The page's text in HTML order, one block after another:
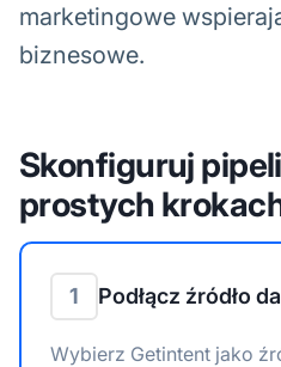
marketingowe
biznesowe.
Skonfiguruj
prostych
1 Podłącz źródło
Wybierz Getintent jako